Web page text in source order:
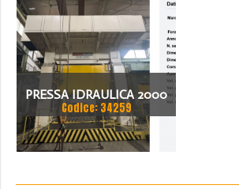
PRESSA IDRAULICA 2000
TON - RAVNE PRESSES
SH4-2000
Codice: 34259